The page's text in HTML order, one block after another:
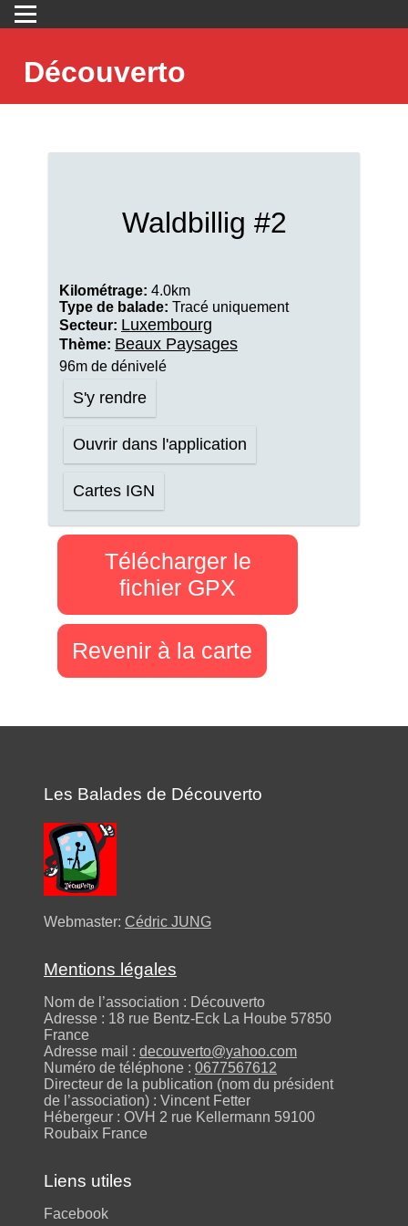
Découverto
Waldbillig #2
Kilométrage: 4.0km
Type de balade: Tracé uniquement
Secteur: Luxembourg
Thème: Beaux Paysages
96m de dénivelé
S'y rendre
Ouvrir dans l'application
Cartes IGN
Télécharger le
fichier GPX
Revenir à la carte
Les Balades de Découverto
Webmaster: Cédric JUNG
Mentions légales
Nom de l’association : Découverto
Adresse : 18 rue Bentz-Eck La Hoube 57850
France
Adresse mail : decouverto@yahoo.com
Numéro de téléphone : 0677567612
Directeur de la publication (nom du président
de l’association) : Vincent Fetter
Hébergeur : OVH 2 rue Kellermann 59100
Roubaix France
Liens utiles
Facebook